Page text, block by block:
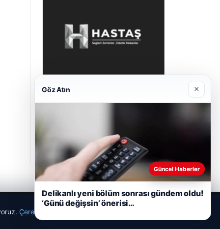
Hastaş Beton
26/05/2026
Çerez Politikamız
Göz Atın ×
Güncel Haberler
Delikanlı yeni bölüm sonrası gündem oldu!
‘Günü değişsin’ önerisi…